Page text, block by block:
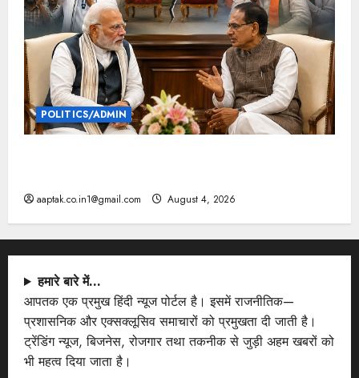
POLITICS/ADMIN
aaptak.co.in1@gmail.com August 4, 2026
हमारे बारे में…
आपतक एक प्रमुख हिंदी न्यूज पोर्टल है। इसमें राजनीतिक—
प्रशासनिक और एक्सक्लूसिव समाचारों को प्रमुखता दी जाती है।
ट्रेंडिंग न्यूज, बिजनेस, रोजगार तथा तकनीक से जुड़ी अहम खबरों को
भी महत्व दिया जाता है।